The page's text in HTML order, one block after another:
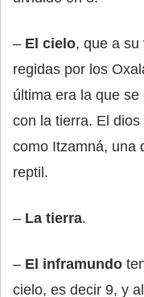
– El cielo, que a su
regidas por los
última era la que
con la tierra. El
como Itzamná, una
reptil.
– La tierra.
– El inframundo
cielo, es decir 9, y